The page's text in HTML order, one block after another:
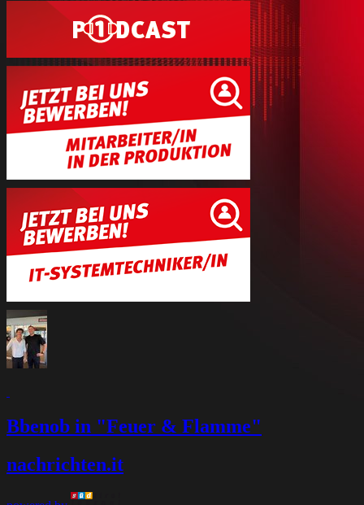
Bbenob in "Feuer & Flamme"
nachrichten.it